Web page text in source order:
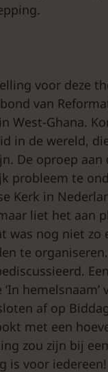
voor deze
van
West-Ghana.
in de wereld,
De oproep aan
probleem te
Kerk in
liet het aan
was nog niet
te
hemelsnaam’
af op
met een
zou zijn bij
is voor